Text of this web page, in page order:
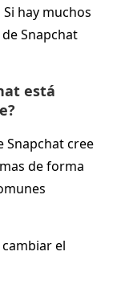
Si hay muchos
Snapchat
está
Snapchat cree
de forma
el